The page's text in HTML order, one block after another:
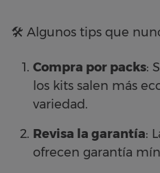
🛠️ Algunos tips que
Compra por packs:
los kits salen más
variedad.
Revisa la garantía:
ofrecen garantía